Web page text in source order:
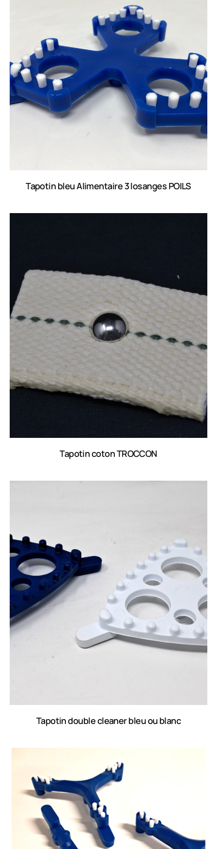
Tapotin bleu Alimentaire 3 losanges POILS
Tapotin coton TROCCON
Tapotin double cleaner bleu ou blanc